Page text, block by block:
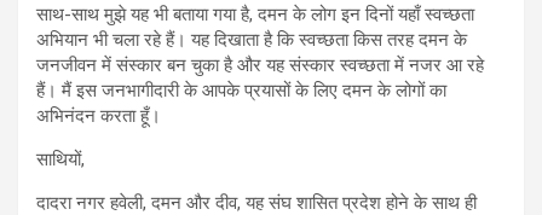
साथ-साथ मुझे यह भी बताया गया है, दमन के लोग इन दिनों यहाँ स्वच्छता
अभियान भी चला रहे हैं। यह दिखाता है कि स्वच्छता किस तरह दमन के
जनजीवन में संस्कार बन चुका है और यह संस्कार स्वच्छता में नजर आ रहे
हैं। मैं इस जनभागीदारी के आपके प्रयासों के लिए दमन के लोगों का
अभिनंदन करता हूँ।
साथियों,
दादरा नगर हवेली, दमन और दीव, यह संघ शासित प्रदेश होने के साथ ही